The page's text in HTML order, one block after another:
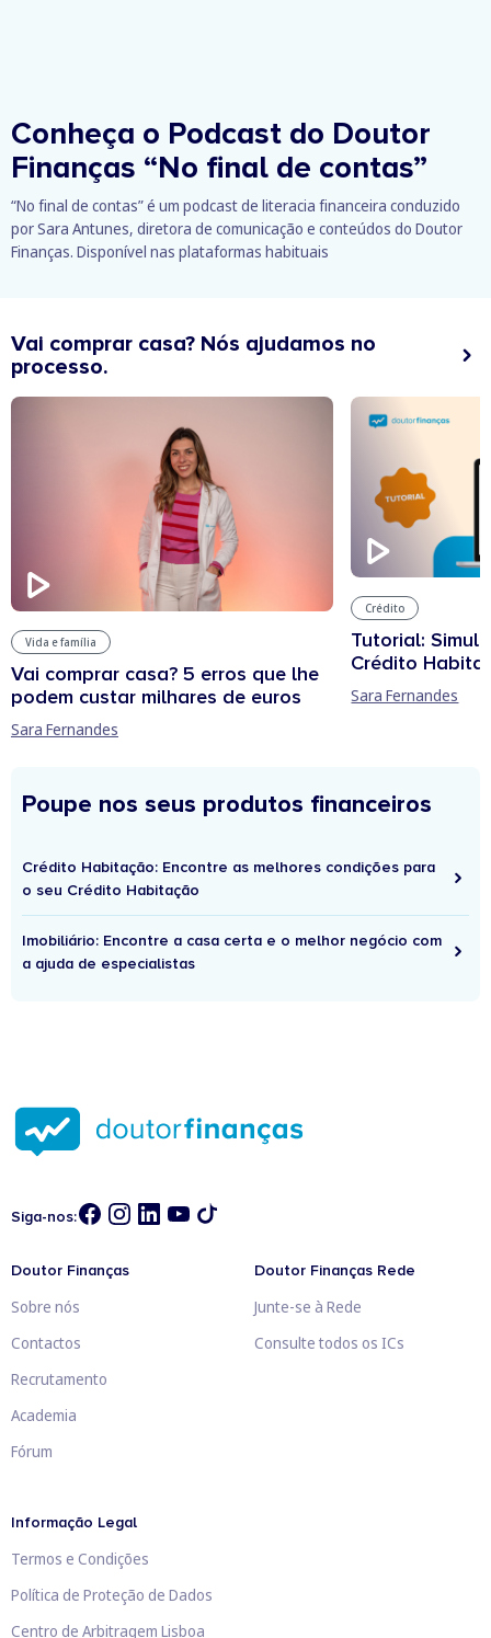
Conheça o Podcast do Doutor
Finanças “No final de contas”
“No final de contas” é um podcast de literacia financeira conduzido
por Sara Antunes, diretora de comunicação e conteúdos do Doutor
Finanças. Disponível nas plataformas habituais
Vai comprar casa? Nós ajudamos no
processo.
Vida e família
Vai comprar casa? 5 erros que lhe
podem custar milhares de euros
Sara Fernandes
Crédito
Tutorial:
Crédito
Sara Fernandes
Poupe nos seus produtos financeiros
Crédito Habitação: Encontre as melhores condições para
o seu Crédito Habitação
Imobiliário: Encontre a casa certa e o melhor negócio com
a ajuda de especialistas
Siga-nos:
Doutor Finanças
Sobre nós
Contactos
Recrutamento
Academia
Fórum
Doutor Finanças Rede
Junte-se à Rede
Consulte todos os ICs
Informação Legal
Termos e Condições
Política de Proteção de Dados
Centro de Arbitragem Lisboa